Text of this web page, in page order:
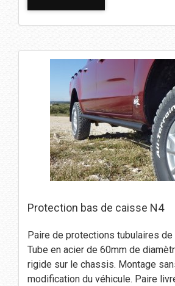
Protection bas de caisse N4
Paire de protections tubulaires
Tube en acier de 60mm de
rigide sur le chassis. Montage
modification du véhicule. Paire